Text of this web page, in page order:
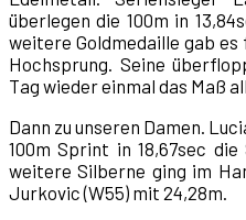
überlegen die 100m in
weitere Goldmedaille gab
Hochsprung. Seine
Tag wieder einmal das Maß
Dann zu unseren Damen.
100m Sprint in 18,67sec
weitere Silberne ging im
Jurkovic (W55) mit 24,28m.